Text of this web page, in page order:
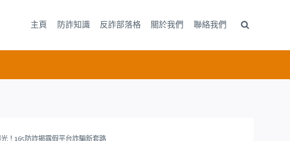
主頁 防詐知識 反詐部落格 關於我們 聯絡我們
！165防詐揭露假平台詐騙新套路